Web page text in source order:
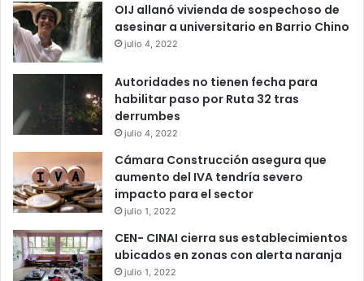
OIJ allanó vivienda de sospechoso de
asesinar a universitario en Barrio Chino
julio 4, 2022
Autoridades no tienen fecha para
habilitar paso por Ruta 32 tras
derrumbes
julio 4, 2022
Cámara Construcción asegura que
aumento del IVA tendría severo
impacto para el sector
julio 1, 2022
CEN- CINAI cierra sus establecimientos
ubicados en zonas con alerta naranja
julio 1, 2022